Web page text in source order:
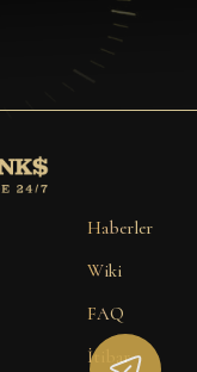
Haberler
Wiki
FAQ
İtibar